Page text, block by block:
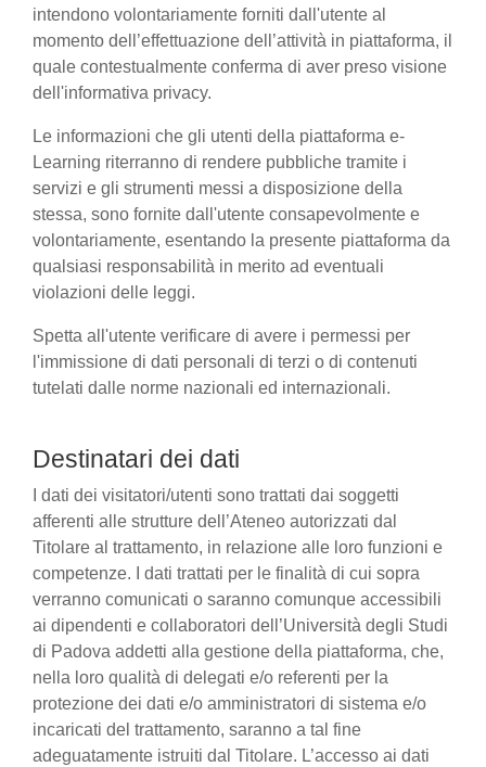
intendono volontariamente forniti dall'utente al
momento dell’effettuazione dell’attività in piattaforma, il
quale contestualmente conferma di aver preso visione
dell'informativa privacy.
Le informazioni che gli utenti della piattaforma e-
Learning riterranno di rendere pubbliche tramite i
servizi e gli strumenti messi a disposizione della
stessa, sono fornite dall'utente consapevolmente e
volontariamente, esentando la presente piattaforma da
qualsiasi responsabilità in merito ad eventuali
violazioni delle leggi.
Spetta all'utente verificare di avere i permessi per
l'immissione di dati personali di terzi o di contenuti
tutelati dalle norme nazionali ed internazionali.
Destinatari dei dati
I dati dei visitatori/utenti sono trattati dai soggetti
afferenti alle strutture dell’Ateneo autorizzati dal
Titolare al trattamento, in relazione alle loro funzioni e
competenze. I dati trattati per le finalità di cui sopra
verranno comunicati o saranno comunque accessibili
ai dipendenti e collaboratori dell’Università degli Studi
di Padova addetti alla gestione della piattaforma, che,
nella loro qualità di delegati e/o referenti per la
protezione dei dati e/o amministratori di sistema e/o
incaricati del trattamento, saranno a tal fine
adeguatamente istruiti dal Titolare. L’accesso ai dati